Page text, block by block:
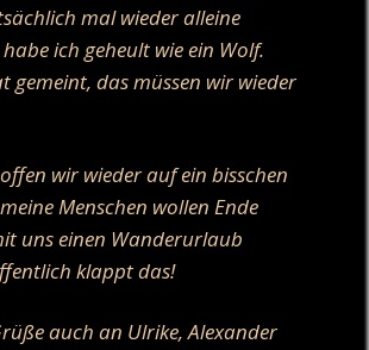
mal wieder alleine
ich geheult wie ein Wolf.
gemeint, das müssen wir wieder
wir wieder auf ein bisschen
Menschen wollen Ende
uns einen Wanderurlaub
klappt das!
auch an Ulrike, Alexander